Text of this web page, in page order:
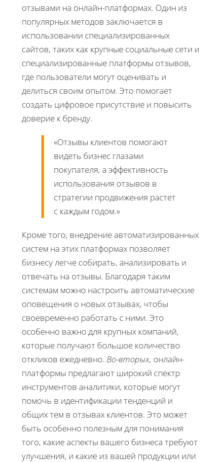
отзывами на онлайн-платформах. Один из
популярных методов заключается в
использовании специализированных
сайтов, таких как крупные социальные сети и
специализированные платформы отзывов,
где пользователи могут оценивать и
делиться своим опытом. Это помогает
создать цифровое присутствие и повысить
доверие к бренду.
«Отзывы клиентов помогают
видеть бизнес глазами
покупателя, а эффективность
использования отзывов в
стратегии продвижения растет
с каждым годом.»
Кроме того, внедрение автоматизированных
систем на этих платформах позволяет
бизнесу легче собирать, анализировать и
отвечать на отзывы. Благодаря таким
системам можно настроить автоматические
оповещения о новых отзывах, чтобы
своевременно работать с ними. Это
особенно важно для крупных компаний,
которые получают большое количество
откликов ежедневно. Во-вторых, онлайн-
платформы предлагают широкий спектр
инструментов аналитики, которые могут
помочь в идентификации тенденций и
общих тем в отзывах клиентов. Это может
быть особенно полезным для понимания
того, какие аспекты вашего бизнеса требуют
улучшения, и какие из вашей продукции или